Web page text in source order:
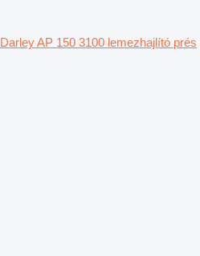
Darley AP 150 3100 lemezhajlító prés